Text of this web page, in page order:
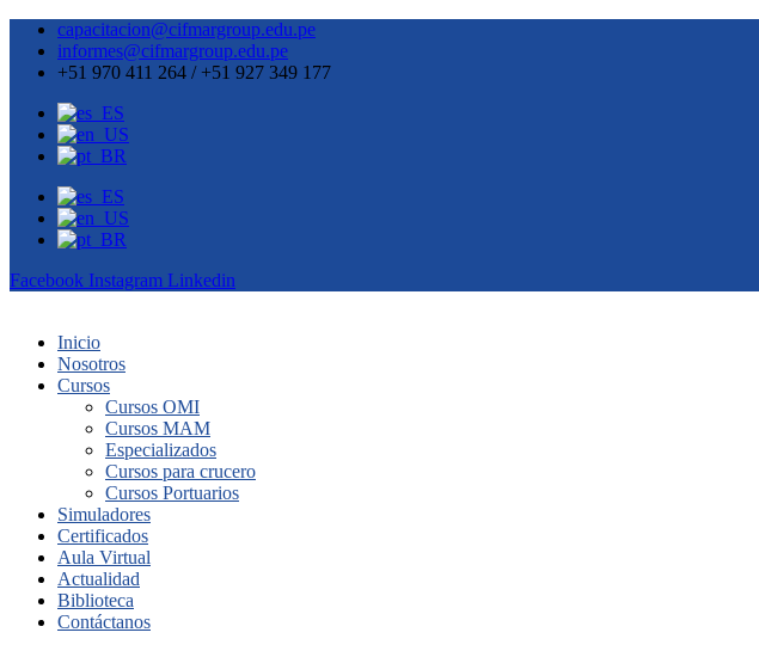
capacitacion@cifmargroup.edu.pe
informes@cifmargroup.edu.pe
+51 970 411 264 / +51 927 349 177
Facebook Instagram Linkedin
Inicio
Nosotros
Cursos
Cursos OMI
Cursos MAM
Especializados
Cursos para crucero
Cursos Portuarios
Simuladores
Certificados
Aula Virtual
Actualidad
Biblioteca
Contáctanos